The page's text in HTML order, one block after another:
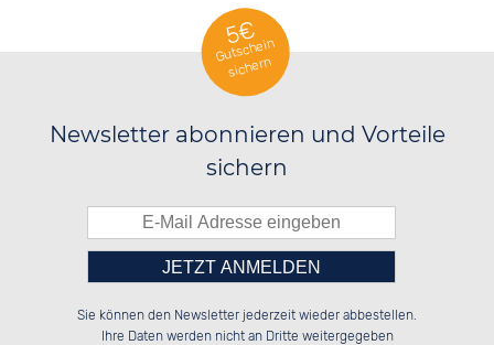
5€
Gutschein
sichern
Newsletter abonnieren und Vorteile
sichern
░░████░░██░░██░░██░░░░░░██░░██░░
░░░░██░░██████░░██████░░██████░░
░░░░██░░░░░░██░░██░░██░░░░░░██░░
Bitte tragen Sie die Zahl in
das nebenstehende Feld ein.
Sie können den Newsletter jederzeit wieder abbestellen.
Ihre Daten werden nicht an Dritte weitergegeben